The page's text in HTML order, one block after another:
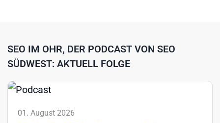
SEO IM OHR, DER PODCAST VON SEO
SÜDWEST: AKTUELL FOLGE
01. August 2026